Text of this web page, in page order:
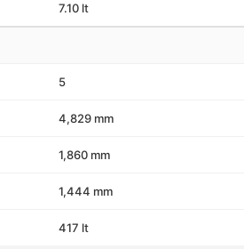
7.10 lt
5
4,829 mm
1,860 mm
1,444 mm
417 lt